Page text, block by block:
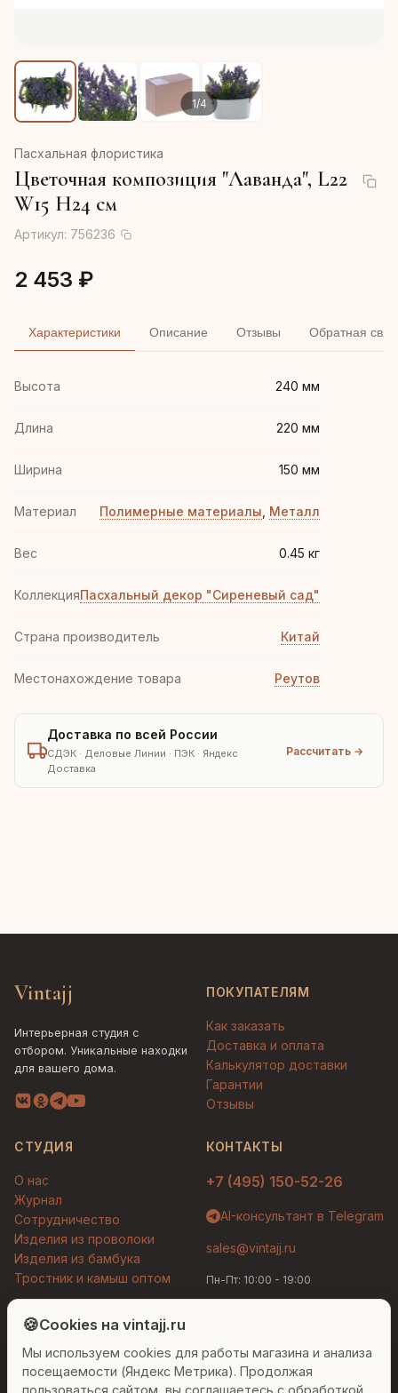
1/4
Пасхальная флористика
Цветочная композиция "Лаванда", L22
W15 H24 см
Артикул: 756236
2 453 ₽
Характеристики Описание Отзывы Обратная
Высота 240 мм
Длина 220 мм
Ширина 150 мм
Материал Полимерные материалы Металл
Вес 0.45 кг
КоллекцияПасхальный декор "Сиреневый сад"
Страна производитель Китай
Местонахождение товара Реутов
Доставка по всей России
СДЭК · Деловые Линии · ПЭК · Яндекс
Доставка
Рассчитать →
Vintajj
Интерьерная студия с
отбором. Уникальные находки
для вашего дома.
ПОКУПАТЕЛЯМ
Как заказать
Доставка и оплата
Калькулятор доставки
Гарантии
Отзывы
СТУДИЯ
О нас
Журнал
Сотрудничество
Изделия из проволоки
Изделия из бамбука
Тростник и камыш оптом
КОНТАКТЫ
+7 (495) 150-52-26
AI-консультант в Telegram
sales@vintajj.ru
Пн-Пт: 10:00 - 19:00
© 2026 Vintajj. Все права защищены.
Договор оферты
Политика конфиденциальности
Согласие на обработку ПДн
Настройки cookies
🍪Cookies на vintajj.ru
Мы используем cookies для работы магазина и анализа
посещаемости (Яндекс Метрика). Продолжая
пользоваться сайтом, вы соглашаетесь с обработкой
Людмила
Привет! Я Людмила, ваш персональный
консультант по декору. Чем могу помочь?